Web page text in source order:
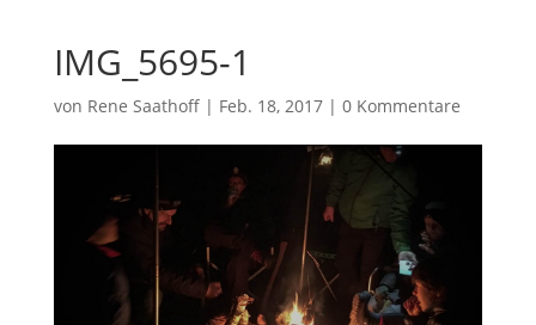
IMG_5695-1
von Rene Saathoff| Feb. 18, 2017| 0 Kommentare